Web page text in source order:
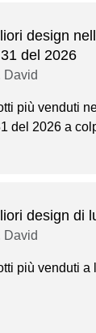
design
del 2026
David
più venduti
del 2026 a
design di
David
più venduti